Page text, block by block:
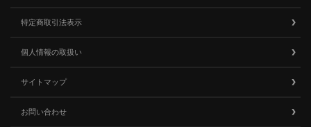
特定商取引法表示
個人情報の取扱い
サイトマップ
お問い合わせ